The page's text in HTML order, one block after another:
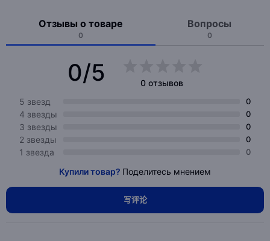
Отзывы о товаре
0
Вопросы
0
0/5
0 отзывов
5 звезд
0
4 звезды 0
3 звезды 0
2 звезды 0
1 звезда 0
Купили товар? Поделитесь мнением
写评论